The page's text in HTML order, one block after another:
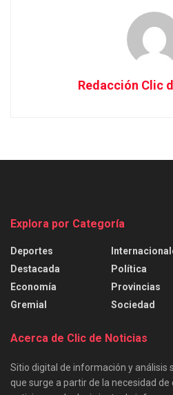
Redacción Clic
Explora por Categoría
Deportes
Destacada
Economía
Gremial
Política
Provincias
Sociedad
Acerca de Clic de Noticias
Sitio digital de información y análisis
que surge a partir de la necesidad